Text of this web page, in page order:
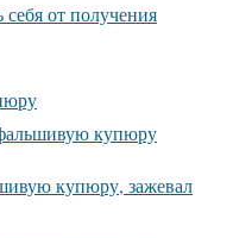
от получения
купюру
купюру, зажевал